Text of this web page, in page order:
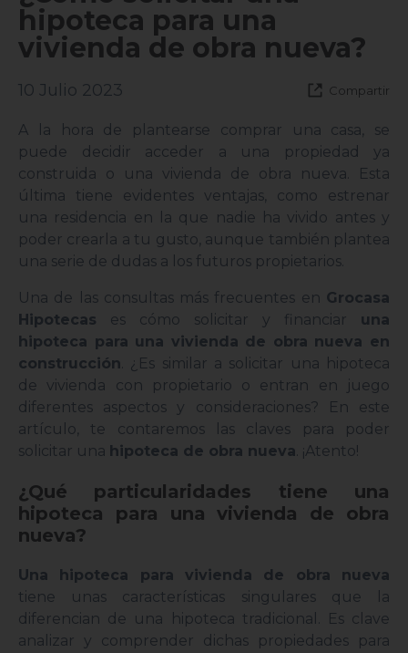
hipoteca para una
vivienda de obra nueva?
10 Julio 2023 Compartir
A la hora de plantearse comprar una casa, se
puede decidir acceder a una propiedad ya
construida o una vivienda de obra nueva. Esta
última tiene evidentes ventajas, como estrenar
una residencia en la que nadie ha vivido antes y
poder crearla a tu gusto, aunque también plantea
una serie de dudas a los futuros propietarios.
Una de las consultas más frecuentes en Grocasa
Hipotecas es cómo solicitar y financiar una
hipoteca para una vivienda de obra nueva en
construcción . ¿Es similar a solicitar una hipoteca
de vivienda con propietario o entran en juego
diferentes aspectos y consideraciones? En este
artículo, te contaremos las claves para poder
solicitar una hipoteca de obra nueva . ¡Atento!
¿Qué particularidades tiene una
hipoteca para una vivienda de obra
nueva?
Una hipoteca para vivienda de obra nueva
tiene unas características singulares que la
diferencian de una hipoteca tradicional. Es clave
analizar y comprender dichas propiedades para